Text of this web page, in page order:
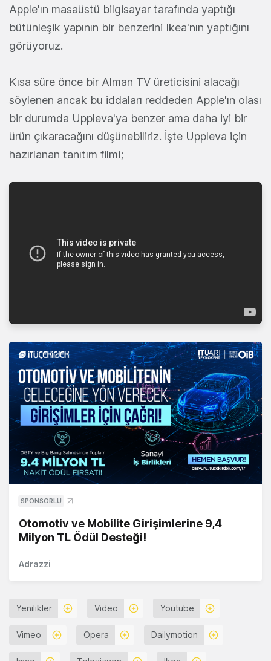
Apple'ın masaüstü bilgisayar tarafında yaptığı
bütünleşik yapının bir benzerini Ikea'nın yaptığını
görüyoruz.
Kısa süre önce bir Alman TV üreticisini alacağı
söylenen ancak bu iddaları reddeden Apple'ın olası
bir durumda Uppleva'ya benzer ama daha iyi bir
ürün çıkaracağını düşünebiliriz. İşte Uppleva için
hazırlanan tanıtım filmi;
SPONSORLU
Otomotiv ve Mobilite Girişimlerine 9,4
Milyon TL Ödül Desteği!
Adrazzi
Yenilikler Video Youtube
Vimeo Opera Dailymotion